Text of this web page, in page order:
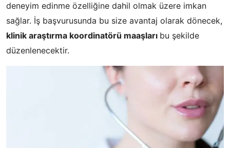
deneyim edinme özelliğine dahil olmak üzere imkan
sağlar. İş başvurusunda bu size avantaj olarak dönecek,
klinik araştırma koordinatörü maaşları bu şekilde
düzenlenecektir.